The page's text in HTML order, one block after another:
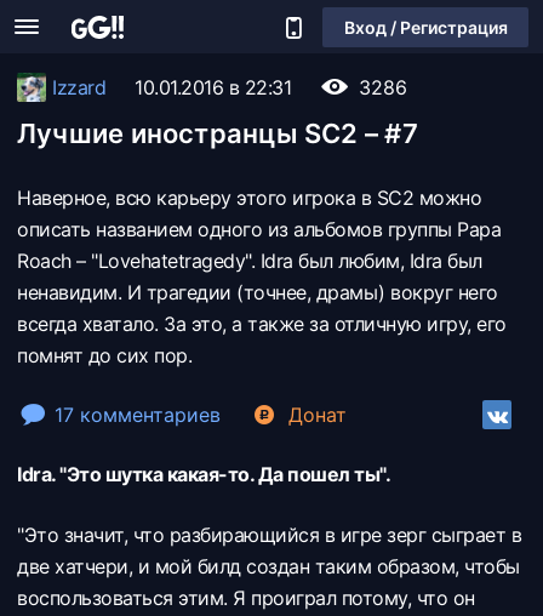
Вход / Регистрация
Izzard 10.01.2016 в 22:31 3286
Лучшие иностранцы SC2 – #7
Наверное, всю карьеру этого игрока в SC2 можно
описать названием одного из альбомов группы Papa
Roach – "Lovehatetragedy". Idra был любим, Idra был
ненавидим. И трагедии (точнее, драмы) вокруг него
всегда хватало. За это, а также за отличную игру, его
помнят до сих пор.
17 комментариев Донат
Idra. "Это шутка какая-то. Да пошел ты".
"Это значит, что разбирающийся в игре зерг сыграет в
две хатчери, и мой билд создан таким образом, чтобы
воспользоваться этим. Я проиграл потому, что он